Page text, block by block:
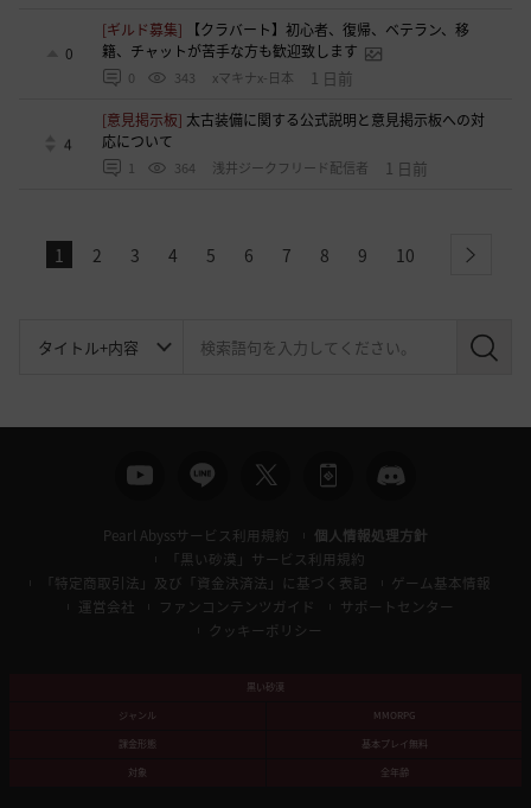
0
[ギルド募集]
【クラバート】初心者、復帰、ベテラン、移
籍、チャットが苦手な方も歓迎致します
0 343 xマキナx-日本 1 日前
4
[意見掲示板] 太古装備に関する公式説明と意見掲示板への対
応について
1 364 浅井ジークフリード配信者 1 日前
1 2 3 4 5 6 7 8 9 10 next
検
Pearl Abyssサービス利用規約
個人情報処理方針
「黒い砂漠」サービス利用規約
「特定商取引法」及び「資金決済法」に基づく表記
ゲーム基本情報
運営会社
ファンコンテンツガイド
サポートセンター
クッキーポリシー
黒い砂漠
ジャンル
MMORPG
課金形態
基本プレイ無料
対象
全年齢